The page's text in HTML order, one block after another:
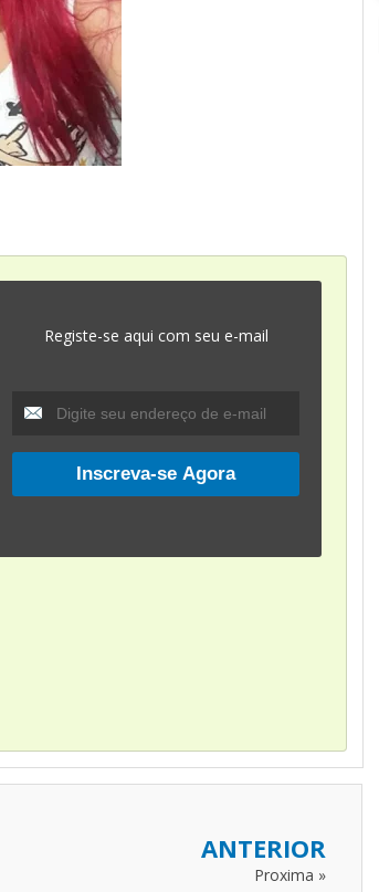
Registe-se aqui com seu e-mail
ANTERIOR
Proxima »